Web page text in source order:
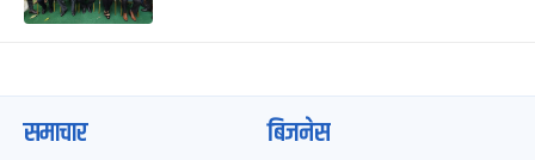
समाचार बिजनेस